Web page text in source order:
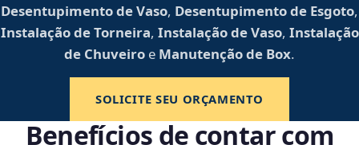
Desentupimento de Vaso, Desentupimento de Esgoto,
Instalação de Torneira, Instalação de Vaso, Instalação
de Chuveiro e Manutenção de Box.
SOLICITE SEU ORÇAMENTO
Benefícios de contar com